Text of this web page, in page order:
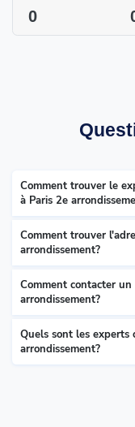
0
Comment trouver le
à Paris 2e
Comment trouver
arrondissement?
Comment contacter
arrondissement?
Quels sont les experts
arrondissement?